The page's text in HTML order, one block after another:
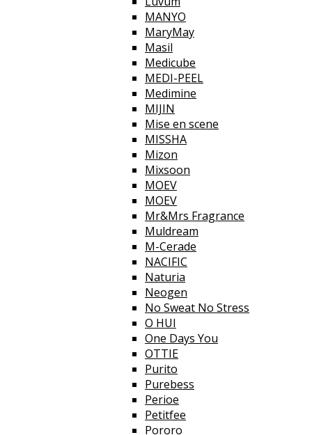
MANYO
MaryMay
Masil
Medicube
MEDI-PEEL
Medimine
MIJIN
Mise en scene
MISSHA
Mizon
Mixsoon
MOEV
MOEV
Mr&Mrs Fragrance
Muldream
M-Cerade
NACIFIC
Naturia
Neogen
No Sweat No Stress
O HUI
One Days You
OTTIE
Purito
Purebess
Perioe
Petitfee
Pororo